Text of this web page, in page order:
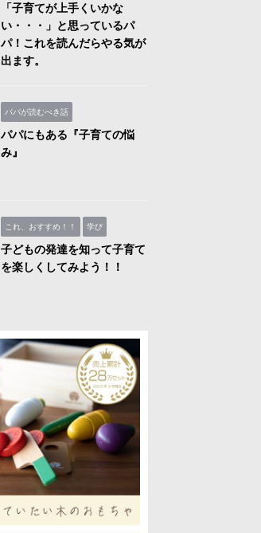
「子育てが上手くいかな
い・・・」と思っているパ
パ！これを読んだらやる気が
出ます。
パパが読むべき話
パパにもある『子育ての悩
み』
これ、おすすめ！！ 学び
子どもの発達を知って子育て
を楽しくしてみよう！！